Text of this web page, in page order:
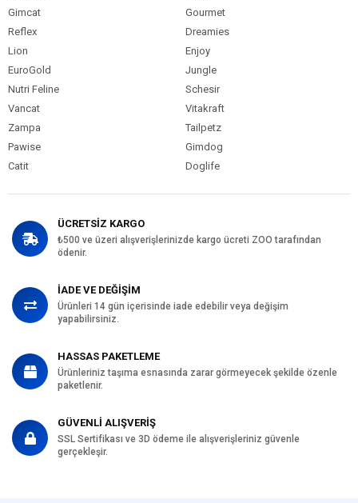
Gimcat
Gourmet
Reflex
Dreamies
Lion
Enjoy
EuroGold
Jungle
Nutri Feline
Schesir
Vancat
Vitakraft
Zampa
Tailpetz
Pawise
Gimdog
Catit
Doglife
ÜCRETSİZ KARGO
₺500 ve üzeri alışverişlerinizde kargo ücreti ZOO tarafından
ödenir.
İADE VE DEĞİŞİM
Ürünleri 14 gün içerisinde iade edebilir veya değişim
yapabilirsiniz.
HASSAS PAKETLEME
Ürünleriniz taşıma esnasında zarar görmeyecek şekilde özenle
paketlenir.
GÜVENLİ ALIŞVERİŞ
SSL Sertifikası ve 3D ödeme ile alışverişleriniz güvenle
gerçekleşir.